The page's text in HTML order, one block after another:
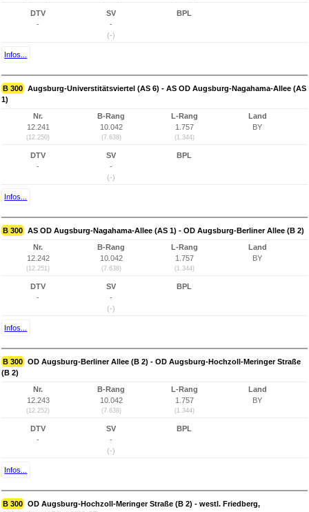
DTV
-
SV
-
(-)
BPL
Infos...
B 300 Augsburg-Universtitätsviertel (AS 6) - AS OD Augsburg-Nagahama-Allee (AS
1)
Nr.
12.241
(12.250)
B-Rang
10.042
(7.638)
L-Rang
1.757
(1.344)
Land
BY
DTV
-
SV
-
(-)
BPL
Infos...
B 300 AS OD Augsburg-Nagahama-Allee (AS 1) - OD Augsburg-Berliner Allee (B 2)
Nr.
12.242
(12.251)
B-Rang
10.042
(7.638)
L-Rang
1.757
(1.344)
Land
BY
DTV
-
SV
-
(-)
BPL
Infos...
B 300 OD Augsburg-Berliner Allee (B 2) - OD Augsburg-Hochzoll-Meringer Straße
(B 2)
Nr.
12.243
(12.252)
B-Rang
10.042
(7.638)
L-Rang
1.757
(1.344)
Land
BY
DTV
-
SV
-
(-)
BPL
Infos...
B 300 OD Augsburg-Hochzoll-Meringer Straße (B 2) - westl. Friedberg,